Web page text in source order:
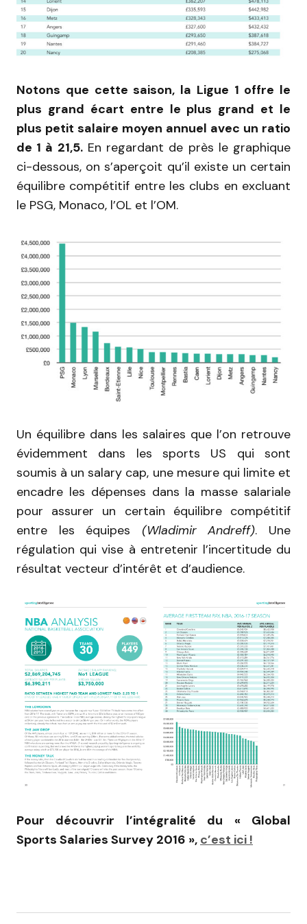
Notons que cette saison, la Ligue 1 offre le
plus grand écart entre le plus grand et le
plus petit salaire moyen annuel avec un ratio
de 1 à 21,5.En regardant de près le graphique
ci-dessous, on s’aperçoit qu’il existe un certain
équilibre compétitif entre les clubs en excluant
le PSG, Monaco, l’OL et l’OM.
Un équilibre dans les salaires que l’on retrouve
évidemment dans les sports US qui sont
soumis à un salary cap, une mesure qui limite et
encadre les dépenses dans la masse salariale
pour assurer un certain équilibre compétitif
entre les équipes (Wladimir Andreff). Une
régulation qui vise à entretenir l’incertitude du
résultat vecteur d’intérêt et d’audience.
Pour découvrir l’intégralité du « Global
Sports Salaries Survey 2016 », c’est ici !